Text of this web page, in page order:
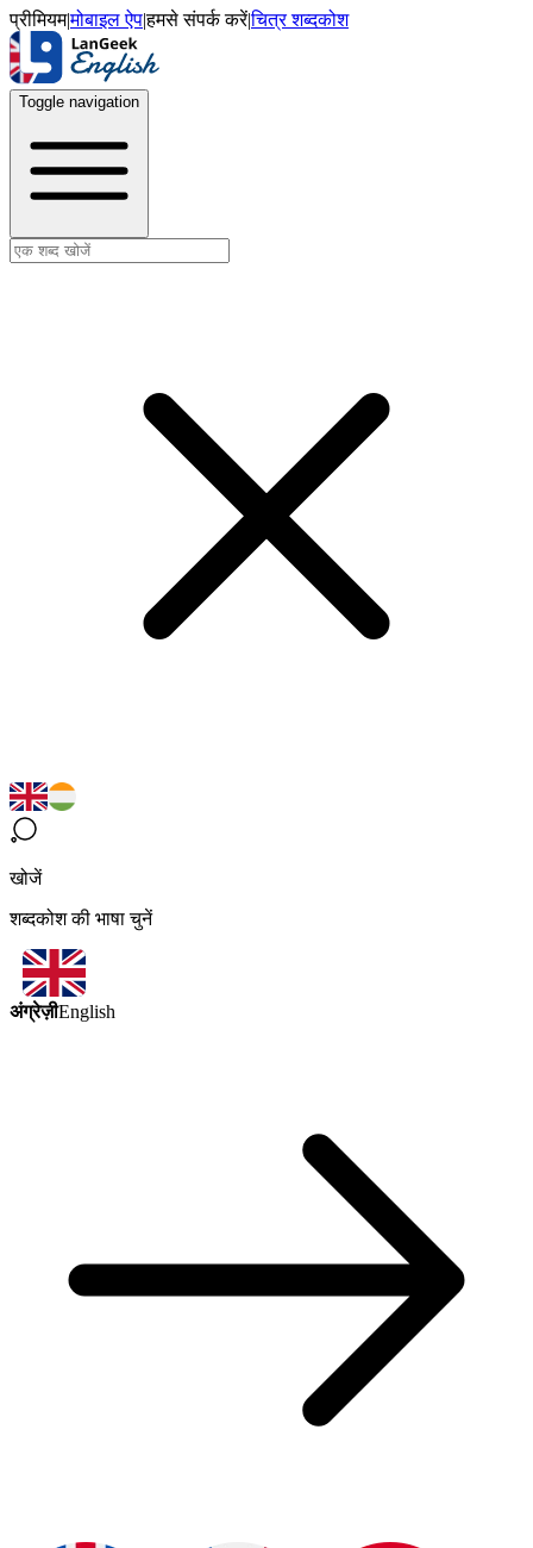
प्रीमियम|मोबाइल ऐप|हमसे संपर्क करें|चित्र शब्दकोश
Toggle navigation
खोजें
शब्दकोश की भाषा चुनें
अंग्रेज़ीEnglish